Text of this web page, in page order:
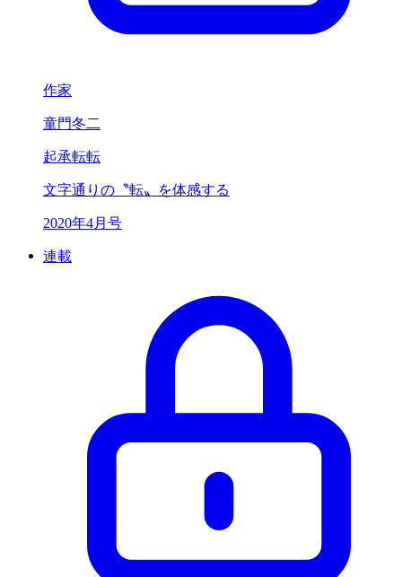
作家
童門冬二
起承転転
文字通りの〝転〟を体感する
2020年4月号
連載